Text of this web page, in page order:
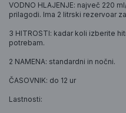
VODNO HLAJENJE: največ 220
prilagodi. Ima 2 litrski rezervoar
3 HITROSTI: kadar koli izberite
potrebam.
2 NAMENA: standardni in nočni.
ČASOVNIK: do 12 ur
Lastnosti: